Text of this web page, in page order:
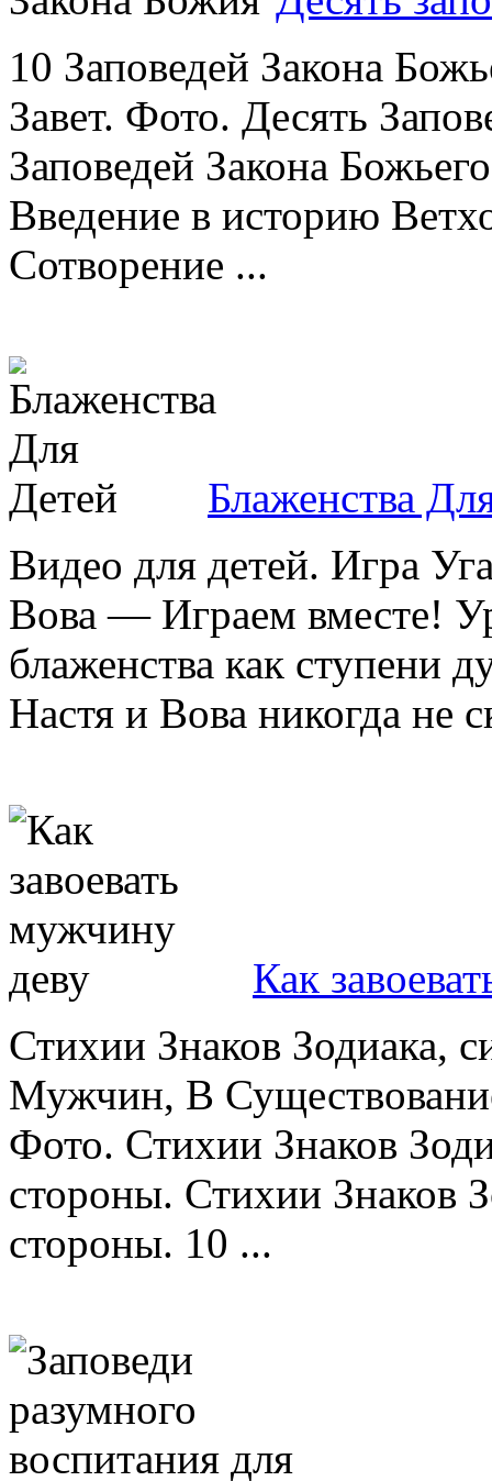
10 Заповедей Закона
Завет. Фото. Десять
Заповедей Закона
Введение в историю
Сотворение ...
Блаженства
Видео для детей. Игра
Вова — Играем вместе!
блаженства как ступени
Настя и Вова никогда не
Как
Стихии Знаков Зодиака,
Мужчин, В
Фото. Стихии Знаков
стороны. Стихии Знаков
стороны. 10 ...